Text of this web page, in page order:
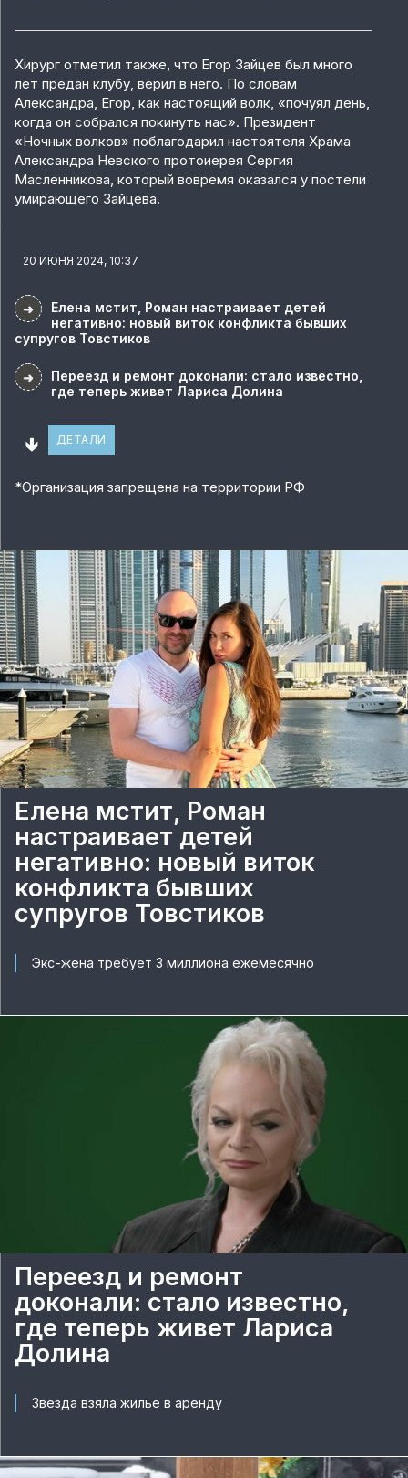
Хирург отметил также, что Егор Зайцев был много
лет предан клубу, верил в него. По словам
Александра, Егор, как настоящий волк, «почуял день,
когда он собрался покинуть нас». Президент
«Ночных волков» поблагодарил настоятеля Храма
Александра Невского протоиерея Сергия
Масленникова, который вовремя оказался у постели
умирающего Зайцева.
20 ИЮНЯ 2024, 10:37
➜
Елена мстит, Роман настраивает детей
негативно: новый виток конфликта бывших
супругов Товстиков
➜
Переезд и ремонт доконали: стало известно,
где теперь живет Лариса Долина
🢃 ДЕТАЛИ
*Организация запрещена на территории РФ
Елена мстит, Роман
настраивает детей
негативно: новый виток
конфликта бывших
супругов Товстиков
Экс-жена требует 3 миллиона ежемесячно
Переезд и ремонт
доконали: стало известно,
где теперь живет Лариса
Долина
Звезда взяла жилье в аренду